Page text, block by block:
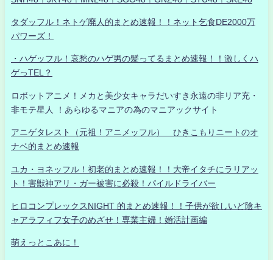
タダッフル！ネトゲ廃人的まとめ速報！！ネット乞食DE2000万
パワーズ！
・ハゲッフル！哀愁のハゲ男の髪ってるまとめ速報！！激しくハ
ゲっTEL？
ロボットアニメ！メカと美少女キャラだいすき永遠の非リア充・
非モテ星人 ！あらゆるマニアの為のマニアックサイト
アニゲタレスト（元祖！アニメッフル） ひきこもりニートのオ
ナベ的まとめ速報
ユカ・ヨネッフル！初老的まとめ速報！！大帝イタチにラリアッ
ト！害獣神アリ・ガー被害に必殺！パイルドライバー
ヒロコンプレックスNIGHT 的まとめ速報！！子供が欲しいど陰キ
ャアラフィフ女子のめざせ！専業主婦！婚活計画編
萌えっとこあに！